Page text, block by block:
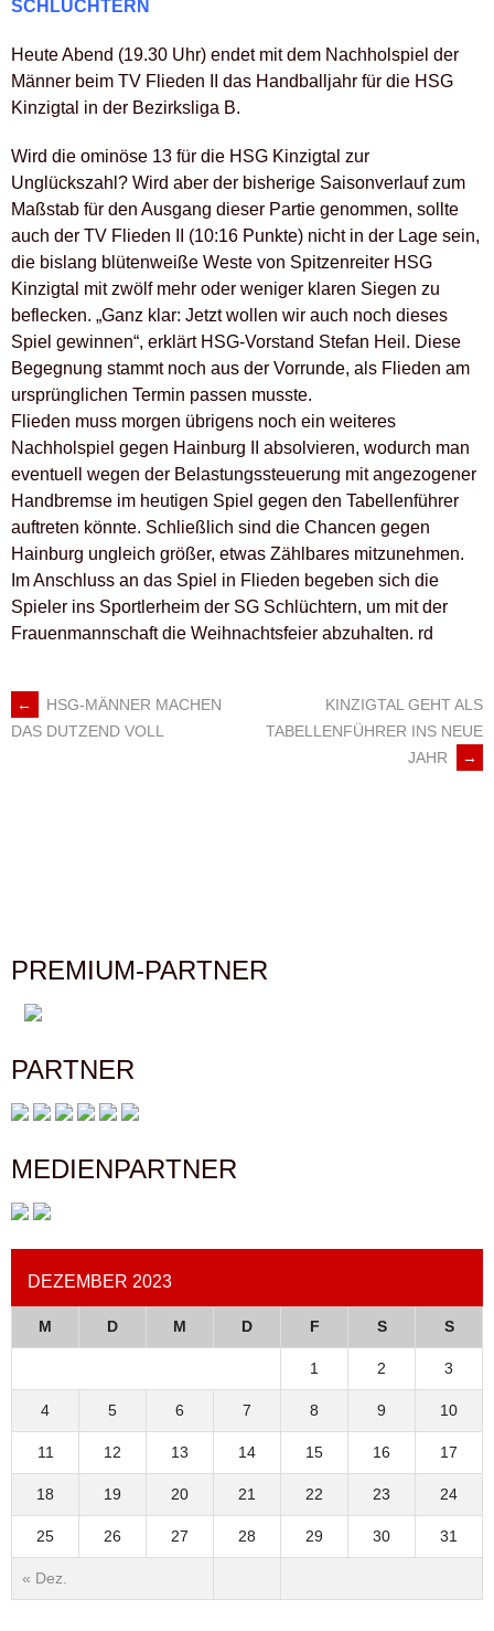
SCHLÜCHTERN
Heute Abend (19.30 Uhr) endet mit dem Nachholspiel der
Männer beim TV Flieden II das Handballjahr für die HSG
Kinzigtal in der Bezirksliga B.
Wird die ominöse 13 für die HSG Kinzigtal zur
Unglückszahl? Wird aber der bisherige Saisonverlauf zum
Maßstab für den Ausgang dieser Partie genommen, sollte
auch der TV Flieden II (10:16 Punkte) nicht in der Lage sein,
die bislang blütenweiße Weste von Spitzenreiter HSG
Kinzigtal mit zwölf mehr oder weniger klaren Siegen zu
beflecken. „Ganz klar: Jetzt wollen wir auch noch dieses
Spiel gewinnen“, erklärt HSG-Vorstand Stefan Heil. Diese
Begegnung stammt noch aus der Vorrunde, als Flieden am
ursprünglichen Termin passen musste.
Flieden muss morgen übrigens noch ein weiteres
Nachholspiel gegen Hainburg II absolvieren, wodurch man
eventuell wegen der Belastungssteuerung mit angezogener
Handbremse im heutigen Spiel gegen den Tabellenführer
auftreten könnte. Schließlich sind die Chancen gegen
Hainburg ungleich größer, etwas Zählbares mitzunehmen.
Im Anschluss an das Spiel in Flieden begeben sich die
Spieler ins Sportlerheim der SG Schlüchtern, um mit der
Frauenmannschaft die Weihnachtsfeier abzuhalten. rd
ARTIKEL-
←
HSG-MÄNNER MACHEN
DAS DUTZEND VOLL
KINZIGTAL GEHT ALS
TABELLENFÜHRER INS NEUE
JAHR
→
PREMIUM-PARTNER
PARTNER
MEDIENPARTNER
DEZEMBER 2023
M D M D F S S
« Dez.
1 2 3
4 5 6 7 8 9 10
11 12 13 14 15 16 17
18 19 20 21 22 23 24
25 26 27 28 29 30 31